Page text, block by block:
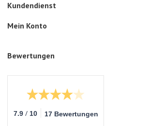
Kundendienst
Mein Konto
Bewertungen
7.9 / 10 17 Bewertungen